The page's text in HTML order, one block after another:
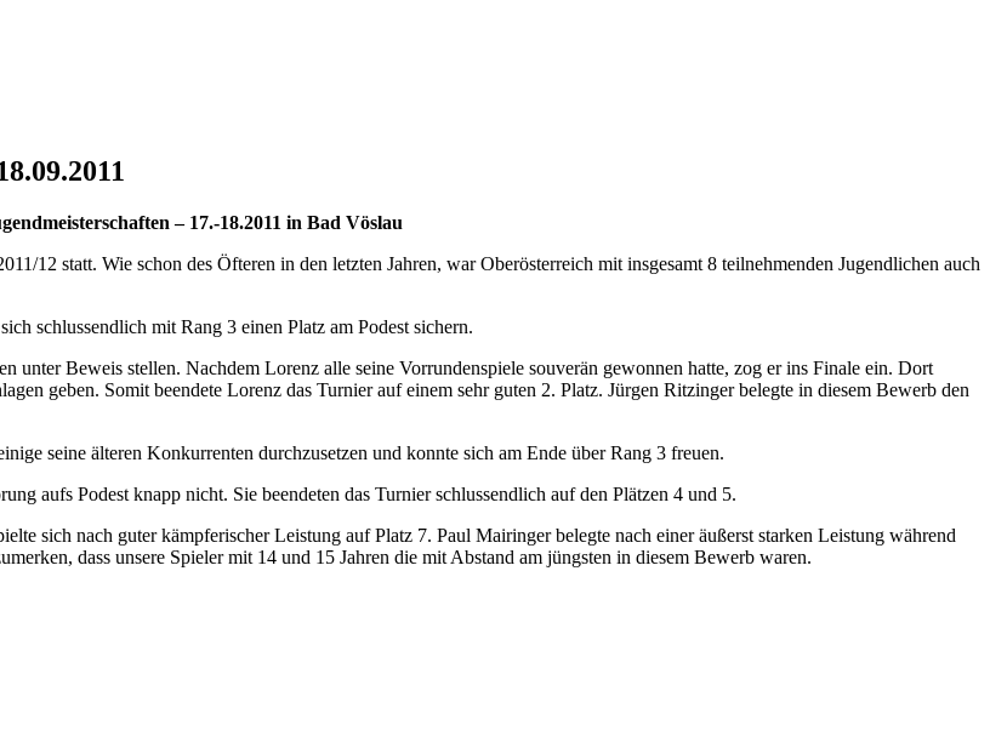
– 17.-18.2011 in Bad Vöslau
12 statt. Wie schon des Öfteren in den letzten Jahren, war Oberösterreich mit insgesamt 8 teilnehmenden Jugendlichen auch
schlussendlich mit Rang 3 einen Platz am Podest sichern.
unter Beweis stellen. Nachdem Lorenz alle seine Vorrundenspiele souverän gewonnen hatte, zog er ins Finale ein. Dort
geben. Somit beendete Lorenz das Turnier auf einem sehr guten 2. Platz. Jürgen Ritzinger belegte in diesem Bewerb den
seine älteren Konkurrenten durchzusetzen und konnte sich am Ende über Rang 3 freuen.
aufs Podest knapp nicht. Sie beendeten das Turnier schlussendlich auf den Plätzen 4 und 5.
sich nach guter kämpferischer Leistung auf Platz 7. Paul Mairinger belegte nach einer äußerst starken Leistung während
dass unsere Spieler mit 14 und 15 Jahren die mit Abstand am jüngsten in diesem Bewerb waren.